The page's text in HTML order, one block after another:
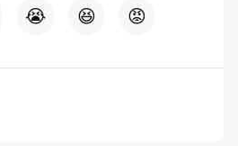
😭 😆 😡